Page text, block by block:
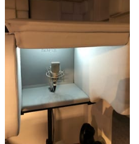
DTM
レコーディング機器
楽器アクセサリ